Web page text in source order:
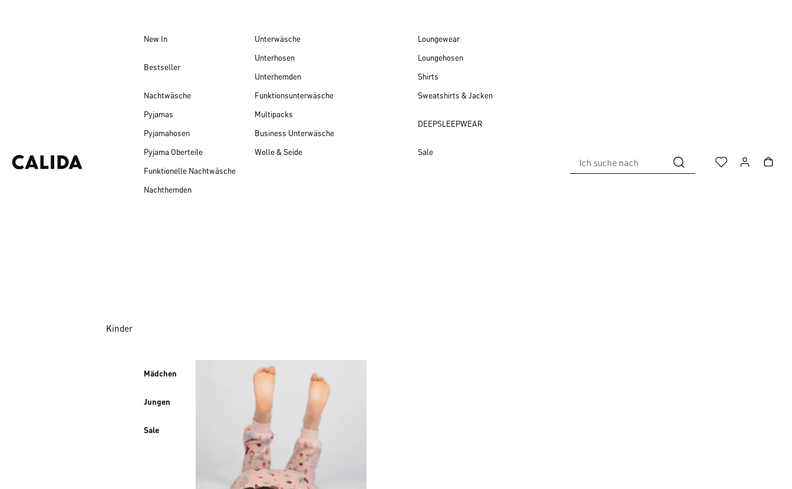
New In
Bestseller
Nachtwäsche
Pyjamas
Pyjamahosen
Pyjama Oberteile
Funktionelle Nachtwäsche
Nachthemden
Unterwäsche
Unterhosen
Unterhemden
Funktionsunterwäsche
Multipacks
Business Unterwäsche
Wolle & Seide
Loungewear
Loungehosen
Shirts
Sweatshirts & Jacken
DEEPSLEEPWEAR
Sale
Kinder
Mädchen
Jungen
Sale